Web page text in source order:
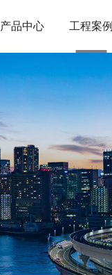
产品中心 工程案例